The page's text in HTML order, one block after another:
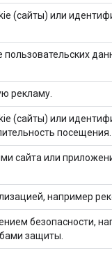
(сайты) или
пользовательских
рекламу.
(сайты) или
посещения.
сайта или
например
безопасности,
защиты.